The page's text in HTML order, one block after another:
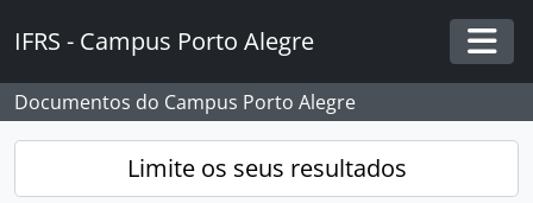
IFRS - Campus Porto Alegre
Documentos do Campus Porto Alegre
Limite os seus resultados